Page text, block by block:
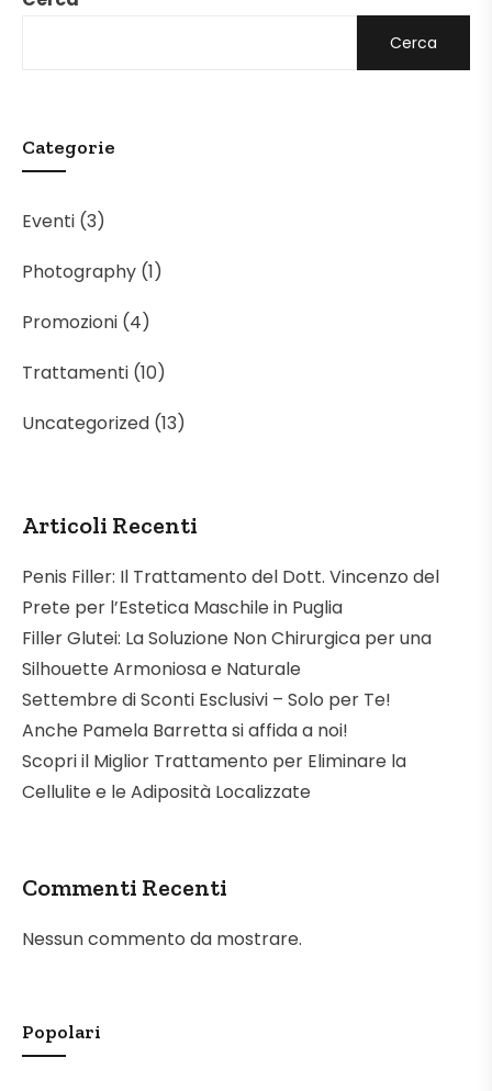
Cerca
Categorie
Eventi (3)
Photography (1)
Promozioni (4)
Trattamenti (10)
Uncategorized (13)
Articoli Recenti
Penis Filler: Il Trattamento del Dott. Vincenzo del
Prete per l’Estetica Maschile in Puglia
Filler Glutei: La Soluzione Non Chirurgica per una
Silhouette Armoniosa e Naturale
Settembre di Sconti Esclusivi – Solo per Te!
Anche Pamela Barretta si affida a noi!
Scopri il Miglior Trattamento per Eliminare la
Cellulite e le Adiposità Localizzate
Commenti Recenti
Nessun commento da mostrare.
Popolari